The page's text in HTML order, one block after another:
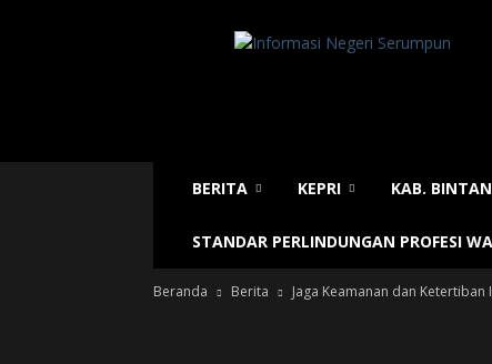
Sijori
BERITA KEPRI KAB. BINTAN
STANDAR PERLINDUNGAN PROFESI
Beranda Berita Jaga Keamanan dan